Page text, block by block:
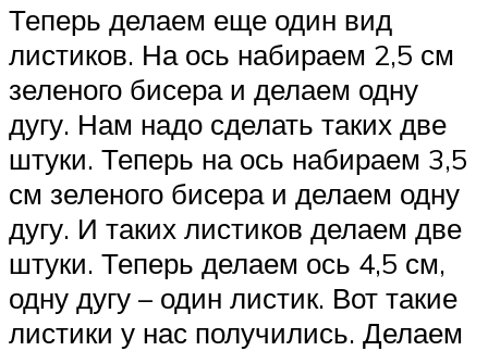
Теперь делаем еще один вид
листиков. На ось набираем 2,5 см
зеленого бисера и делаем одну
дугу. Нам надо сделать таких две
штуки. Теперь на ось набираем 3,5
см зеленого бисера и делаем одну
дугу. И таких листиков делаем две
штуки. Теперь делаем ось 4,5 см,
одну дугу – один листик. Вот такие
листики у нас получились. Делаем